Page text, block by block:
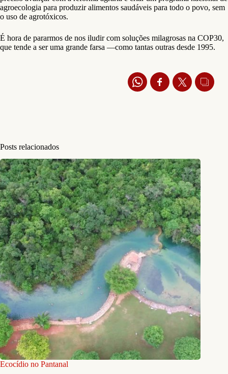
agroecologia para produzir alimentos saudáveis para todo o povo, sem
o uso de agrotóxicos.
É hora de pararmos de nos iludir com soluções milagrosas na COP30,
que tende a ser uma grande farsa —como tantas outras desde 1995.
Posts relacionados
Ecocídio no Pantanal